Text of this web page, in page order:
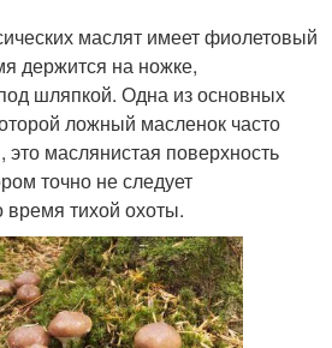
маслят имеет фиолетовый
держится на ножке,
шляпкой. Одна из основных
ложный масленок часто
маслянистая поверхность
точно не следует
время тихой охоты.